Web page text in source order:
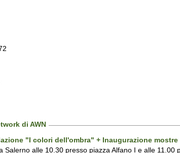
di AWN
"I colori dell'ombra" + Inaugurazione
Salerno alle 10.30 presso piazza Alfano I e alle